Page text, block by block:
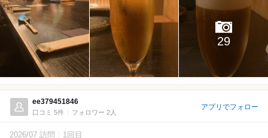
29
ee379451846
口コミ 5件 フォロワー 2人
アプリでフォロー
2026/07 訪問 1回目